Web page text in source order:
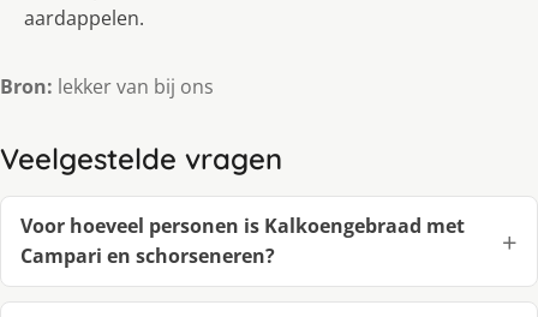
aardappelen.
Bron: lekker van bij ons
Veelgestelde vragen
Voor hoeveel personen is Kalkoengebraad met
Campari en schorseneren?